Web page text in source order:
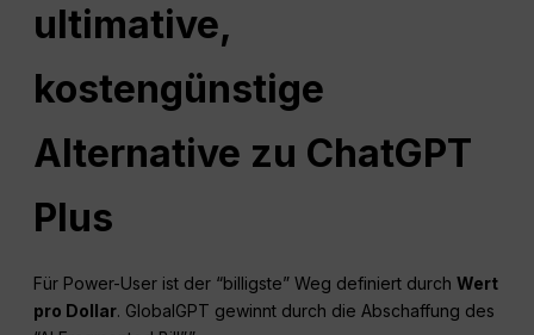
ultimative,
kostengünstige
Alternative zu ChatGPT
Plus
Für Power-User ist der “billigste” Weg definiert durchWert
pro Dollar. GlobalGPT gewinnt durch die Abschaffung des